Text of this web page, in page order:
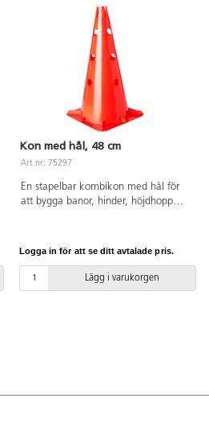
Kon med hål, 48 cm
Art.nr: 75297
En stapelbar kombikon med hål för
att bygga banor, hinder, höjdhopp
Logga in för att se ditt avtalade pris.
Lägg i varukorgen